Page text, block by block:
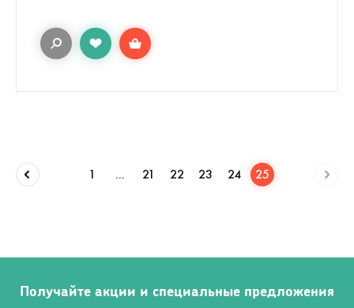
1 ... 21 22 23 24 25
Получайте акции и специальные предложения